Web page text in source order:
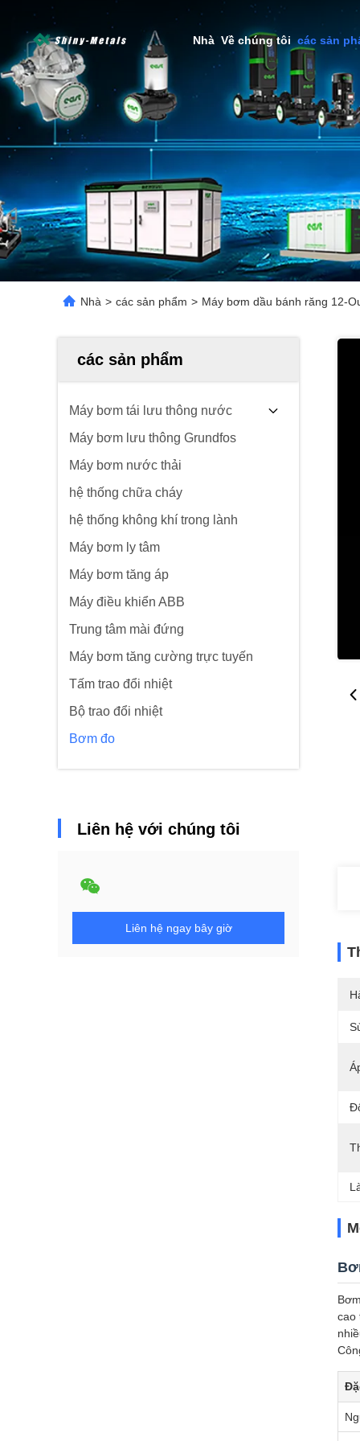
Nhà Về chúng tôi các sản
Nhà > các sản phẩm > Máy bơm dầu bánh răng 12-
các sản phẩm
Máy bơm tái lưu thông nước
Máy bơm lưu thông Grundfos
Máy bơm nước thải
hệ thống chữa cháy
hệ thống không khí trong lành
Máy bơm ly tâm
Máy bơm tăng áp
Máy điều khiển ABB
Trung tâm mài đứng
Máy bơm tăng cường trực tuyến
Tấm trao đổi nhiệt
Bộ trao đổi nhiệt
Bơm đo
Liên hệ với chúng tôi
Liên hệ ngay bây giờ
cao